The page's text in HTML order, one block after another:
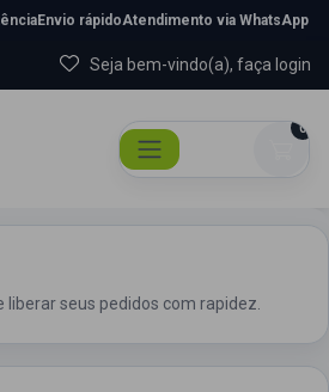
Envio rápidoAtendimento via WhatsApp
Seja bem-vindo(a), faça login
0
liberar seus pedidos com rapidez.